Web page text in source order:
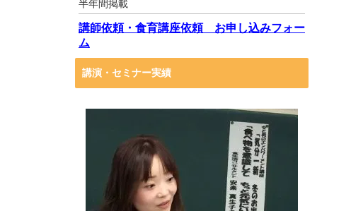
半年間掲載
講師依頼・食育講座依頼 お申し込みフォー
ム
講演・セミナー実績